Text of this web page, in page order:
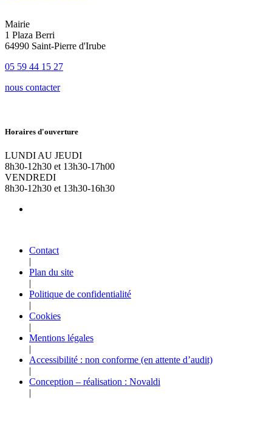
Mairie
1 Plaza Berri
64990 Saint-Pierre d'Irube
05 59 44 15 27
nous contacter
Horaires d'ouverture
LUNDI AU JEUDI
8h30-12h30 et 13h30-17h00
VENDREDI
8h30-12h30 et 13h30-16h30
Contact
|
Plan du site
|
Politique de confidentialité
|
Cookies
|
Mentions légales
|
Accessibilité : non conforme (en attente d’audit)
|
Conception – réalisation : Novaldi
|